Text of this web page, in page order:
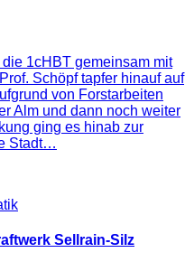
1cHBT gemeinsam mit
Schöpf tapfer hinauf auf
von Forstarbeiten
Alm und dann noch weiter
ging es hinab zur
Stadt…
Sellrain-Silz